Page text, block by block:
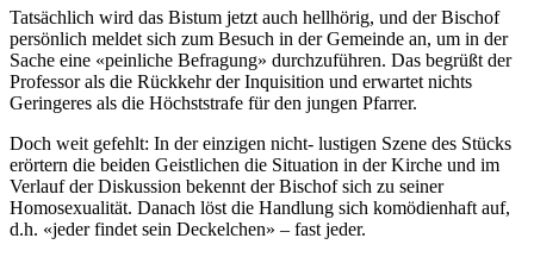
Tatsächlich wird das Bistum jetzt auch hellhörig, und der Bischof
persönlich meldet sich zum Besuch in der Gemeinde an, um in der
Sache eine «peinliche Befragung» durchzuführen. Das begrüßt der
Professor als die Rückkehr der Inquisition und erwartet nichts
Geringeres als die Höchststrafe für den jungen Pfarrer.
Doch weit gefehlt: In der einzigen nicht- lustigen Szene des Stücks
erörtern die beiden Geistlichen die Situation in der Kirche und im
Verlauf der Diskussion bekennt der Bischof sich zu seiner
Homosexualität. Danach löst die Handlung sich komödienhaft auf,
d.h. «jeder findet sein Deckelchen» – fast jeder.